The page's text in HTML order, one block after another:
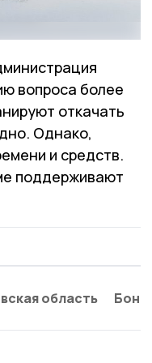
вопроса более
откачать
Однако,
и средств.
поддерживают
область